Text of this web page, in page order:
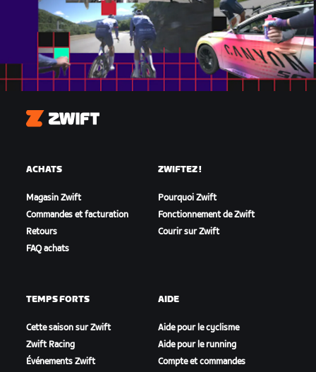
Zwift
ACHATS
Magasin Zwift
Commandes et facturation
Retours
FAQ achats
ZWIFTEZ !
Pourquoi Zwift
Fonctionnement de Zwift
Courir sur Zwift
TEMPS FORTS
Cette saison sur Zwift
Zwift Racing
Événements Zwift
AIDE
Aide pour le cyclisme
Aide pour le running
Compte et commandes